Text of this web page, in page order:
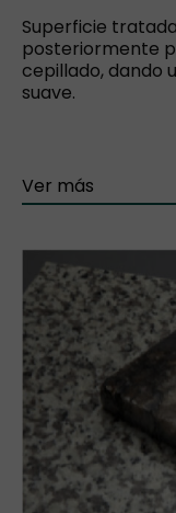
Superficie
posteriormente
cepillado, dando
suave.
Ver más